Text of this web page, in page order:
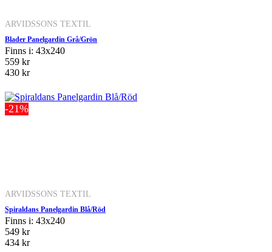
ARVIDSSONS TEXTIL
Blader Panelgardin Grå/Grön
Finns i: 43x240
559 kr
430 kr
-21%
ARVIDSSONS TEXTIL
Spiraldans Panelgardin Blå/Röd
Finns i: 43x240
549 kr
434 kr